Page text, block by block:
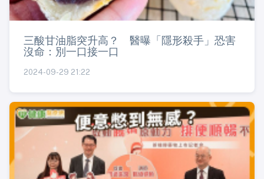
三酸甘油脂突升高？ 醫曝「隱形殺手」恐害
沒命：別一口接一口
2024-09-29 21:22